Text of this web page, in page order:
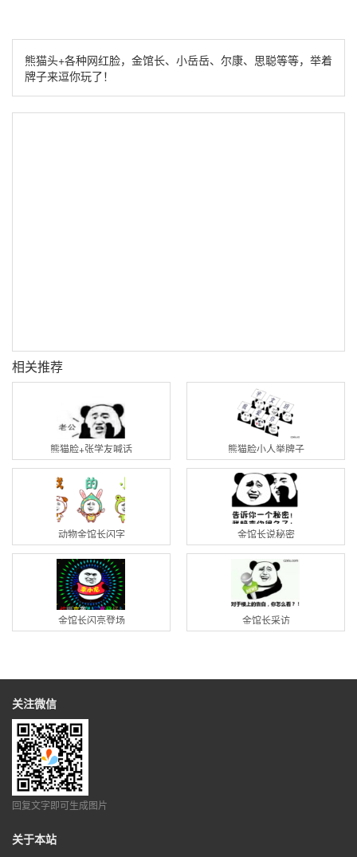
熊猫头+各种网红脸，金馆长、小岳岳、尔康、思聪等等，举着
牌子来逗你玩了！
相关推荐
熊猫脸+张学友喊话 熊猫脸小人举牌子
动物金馆长闪字 金馆长说秘密
金馆长闪亮登场 金馆长采访
关注微信
回复文字即可生成图片
关于本站